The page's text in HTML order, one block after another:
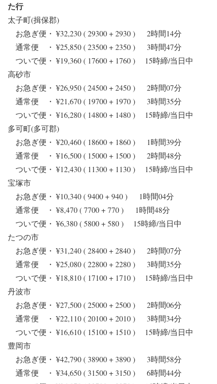
た行
太子町(揖保郡)
お急ぎ便・ ¥32,230 ( 29300 + 2930 ) 2時間14分
通常便 ・ ¥25,850 ( 23500 + 2350 ) 3時間47分
ついで便・ ¥19,360 ( 17600 + 1760 ) 15時締/当日中
高砂市
お急ぎ便・ ¥26,950 ( 24500 + 2450 ) 2時間07分
通常便 ・ ¥21,670 ( 19700 + 1970 ) 3時間35分
ついで便・ ¥16,280 ( 14800 + 1480 ) 15時締/当日中
多可町(多可郡)
お急ぎ便・ ¥20,460 ( 18600 + 1860 ) 1時間39分
通常便 ・ ¥16,500 ( 15000 + 1500 ) 2時間48分
ついで便・ ¥12,430 ( 11300 + 1130 ) 15時締/当日中
宝塚市
お急ぎ便・ ¥10,340 ( 9400 + 940 ) 1時間04分
通常便 ・ ¥8,470 ( 7700 + 770 ) 1時間48分
ついで便・ ¥6,380 ( 5800 + 580 ) 15時締/当日中
たつの市
お急ぎ便・ ¥31,240 ( 28400 + 2840 ) 2時間07分
通常便 ・ ¥25,080 ( 22800 + 2280 ) 3時間35分
ついで便・ ¥18,810 ( 17100 + 1710 ) 15時締/当日中
丹波市
お急ぎ便・ ¥27,500 ( 25000 + 2500 ) 2時間06分
通常便 ・ ¥22,110 ( 20100 + 2010 ) 3時間34分
ついで便・ ¥16,610 ( 15100 + 1510 ) 15時締/当日中
豊岡市
お急ぎ便・ ¥42,790 ( 38900 + 3890 ) 3時間58分
通常便 ・ ¥34,650 ( 31500 + 3150 ) 6時間44分